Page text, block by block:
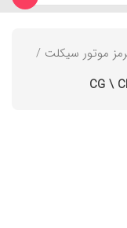
موتور سیکلت